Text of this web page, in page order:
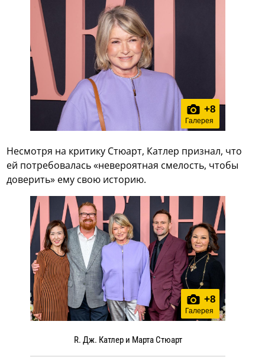
+8
Галерея
Несмотря на критику Стюарт, Катлер признал, что
ей потребовалась «невероятная смелость, чтобы
доверить» ему свою историю.
+8
Галерея
R. Дж. Катлер и Марта Стюарт